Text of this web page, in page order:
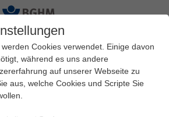
Presseservice
Cookies verwendet. Einige davon
während es uns andere
auf unserer Webseite zu
aus, welche Cookies und Scripte Sie